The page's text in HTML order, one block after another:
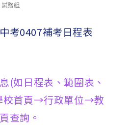
試務組
考0407補考日程表
(如日程表、範圍表、
校首頁→行政單位→教
查詢。